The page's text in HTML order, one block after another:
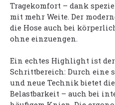
Tragekomfort – dank
mit mehr Weite. Der
die Hose auch bei
ohne einzuengen.
Ein echtes Highlight ist
Schrittbereich: Durch eine
und neue Technik bietet
Belastbarkeit – auch bei